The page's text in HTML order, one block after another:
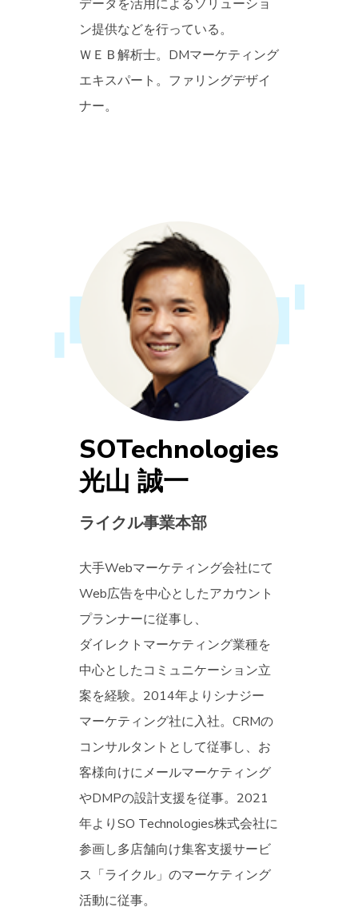
データを活用によるソリューショ
ン提供などを行っている。
ＷＥＢ解析士。DMマーケティング
エキスパート。ファリングデザイ
ナー。
SOTechnologies
光山 誠一
ライクル事業本部
大手Webマーケティング会社にて
Web広告を中心としたアカウント
プランナーに従事し、
ダイレクトマーケティング業種を
中心としたコミュニケーション立
案を経験。2014年よりシナジー
マーケティング社に入社。CRMの
コンサルタントとして従事し、お
客様向けにメールマーケティング
やDMPの設計支援を従事。2021
年よりSO Technologies株式会社に
参画し多店舗向け集客支援サービ
ス「ライクル」のマーケティング
活動に従事。